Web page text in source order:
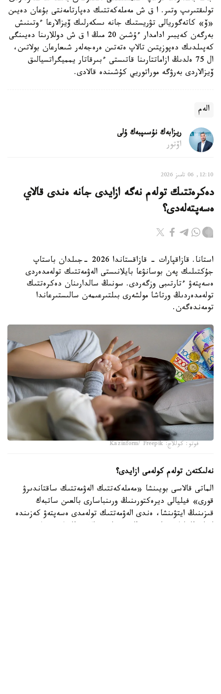
تولىقتىرىپ وتىر. ا ق ش مەملەكەتتىك دەپارتامەنتى بۇعان دەيىن
«ۆ» كاتەگوريالى تۋريستىك جانە ىسكەرلىك ۆيزالارعا ءوتىنىش
بەرگەن كەيبىر ادامدار ءۇشىن 20 مىڭ ا ق ش دوللارىنا دەيىنگى
كەپىلدىك دەپوزيتىن تالاپ ەتەتىن ەرەجەلەر شىعارعان بولاتىن،
ال 75 ەلدىڭ ازاماتتارىنا قاتىستى ءبىرقاتار يمميگراتسيالىق
ۆيزالاردى بەرۋگە موراتوريي كۇشىندە قالادى.
الەم
ريزابەك نۇسىپبەك ۇلى
اۆتور
12:10, 06 تامىز 2026
دەكرەتتىك تولەم نەگە ازايدى جانە ەندى قالاي
ەسەپتەلەدى؟
استانا. قازاقپارات - قازاقستاندا 2026 -جىلدان باستاپ
جۇكتىلىك پەن بوسانۋعا بايلانىستى الەۋمەتتىك تولەمدەردى
ەسەپتەۋ ءتارتىبى وزگەردى. سونىڭ سالدارىنان دەكرەتتىك
تولەمدەردىڭ ورتاشا مولشەرى بىلتىرعىمەن سالىستىرعاندا
تومەندەگەن.
فوتو: كوللاج: Kazinform/ Freepik
نەلىكتەن تولەم كولەمى ازايدى؟
الماتى قالاسى بويىنشا «مەملەكەتتىك الەۋمەتتىك ساقتاندىرۋ
قورى» فيليالى ديرەكتورىنىڭ ورىنباسارى بالعىن ساتبەك
قىزىنىڭ ايتۋىنشا، ەندى الەۋمەتتىك تولەمدى ەسەپتەۋ كەزىندە